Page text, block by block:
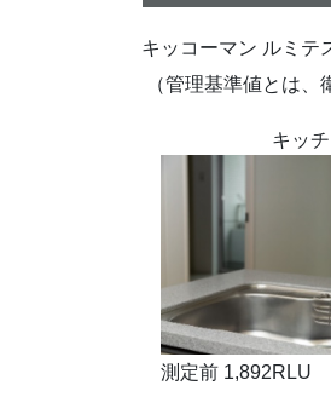
キッコーマン ルミテ
（管理基準値とは、
キッ
測定前 1,892RLU